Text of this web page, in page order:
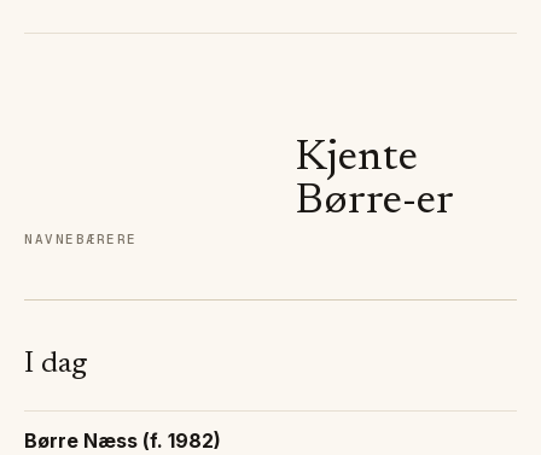
NAVNEBÆRERE
Kjente
Børre-er
I dag
Børre Næss (f. 1982)